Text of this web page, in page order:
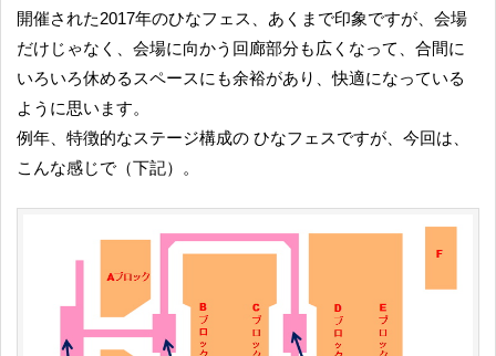
開催された2017年のひなフェス、あくまで印象ですが、会場
だけじゃなく、会場に向かう回廊部分も広くなって、合間に
いろいろ休めるスペースにも余裕があり、快適になっている
ように思います。
例年、特徴的なステージ構成の ひなフェスですが、今回は、
こんな感じで（下記）。